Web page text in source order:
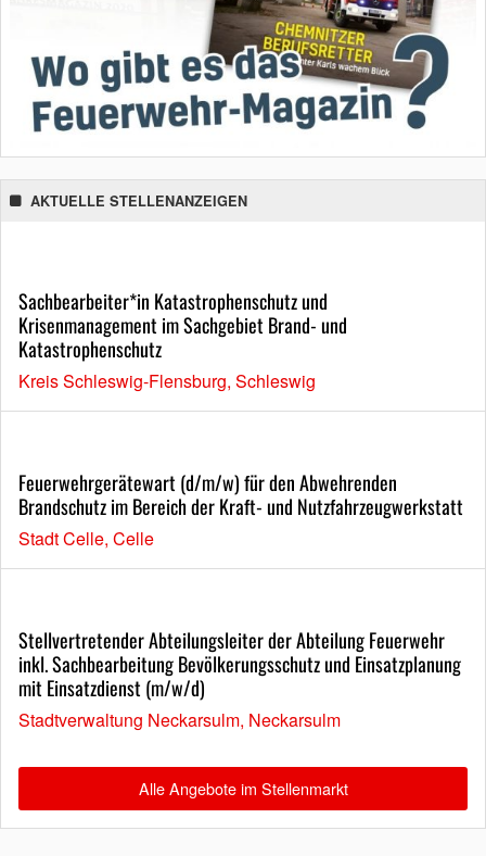
AKTUELLE STELLENANZEIGEN
Sachbearbeiter*in Katastrophenschutz und
Krisenmanagement im Sachgebiet Brand- und
Katastrophenschutz
Kreis Schleswig-Flensburg, Schleswig
Feuerwehrgerätewart (d/m/w) für den Abwehrenden
Brandschutz im Bereich der Kraft- und Nutzfahrzeugwerkstatt
Stadt Celle, Celle
Stellvertretender Abteilungsleiter der Abteilung Feuerwehr
inkl. Sachbearbeitung Bevölkerungsschutz und Einsatzplanung
mit Einsatzdienst (m/w/d)
Stadtverwaltung Neckarsulm, Neckarsulm
Alle Angebote im Stellenmarkt